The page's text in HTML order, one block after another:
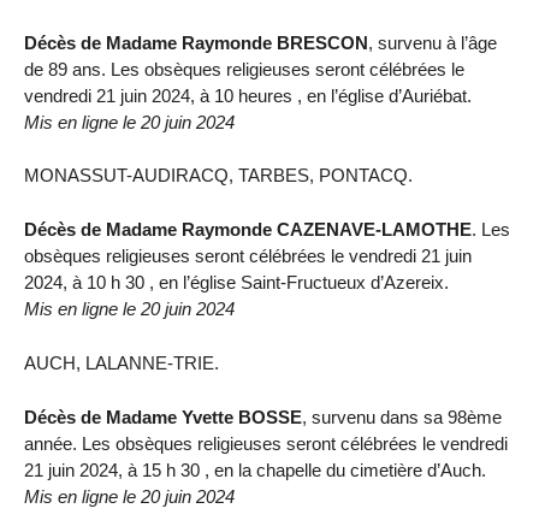
Décès de Madame Raymonde BRESCON, survenu à l’âge
de 89 ans. Les obsèques religieuses seront célébrées le
vendredi 21 juin 2024, à 10 heures , en l’église d’Auriébat.
Mis en ligne le 20 juin 2024
MONASSUT-AUDIRACQ, TARBES, PONTACQ.
Décès de Madame Raymonde CAZENAVE-LAMOTHE. Les
obsèques religieuses seront célébrées le vendredi 21 juin
2024, à 10 h 30 , en l’église Saint-Fructueux d’Azereix.
Mis en ligne le 20 juin 2024
AUCH, LALANNE-TRIE.
Décès de Madame Yvette BOSSE, survenu dans sa 98ème
année. Les obsèques religieuses seront célébrées le vendredi
21 juin 2024, à 15 h 30 , en la chapelle du cimetière d’Auch.
Mis en ligne le 20 juin 2024